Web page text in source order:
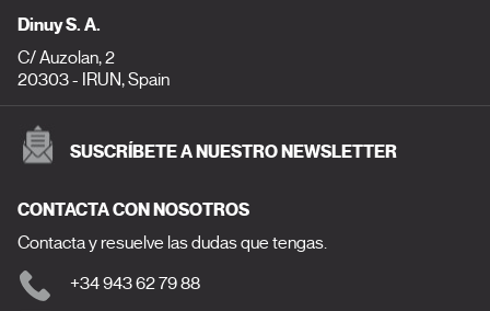
Dinuy S. A.
C/ Auzolan, 2
20303 - IRUN, Spain
SUSCRÍBETE A NUESTRO NEWSLETTER
CONTACTA CON NOSOTROS
Contacta y resuelve las dudas que tengas.
+34 943 62 79 88